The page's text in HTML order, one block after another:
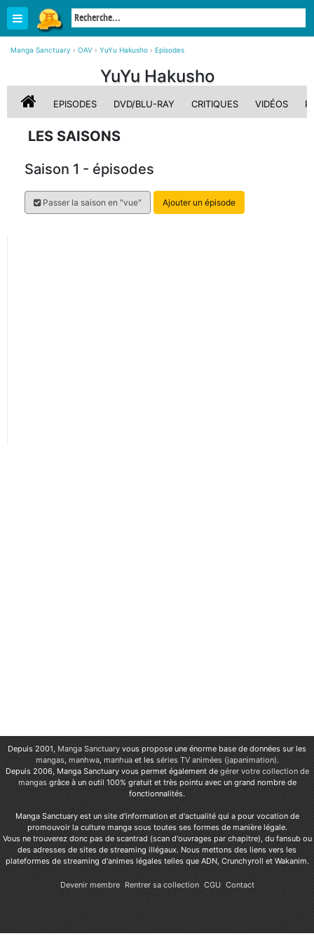
Manga Sanctuary › OAV › YuYu Hakusho › Episodes
YuYu Hakusho
EPISODES DVD/BLU-RAY CRITIQUES VIDÉOS
LES SAISONS
Saison 1 - épisodes
Passer la saison en "vue" Ajouter un épisode
Depuis 2001, Manga Sanctuary vous propose une énorme base de données sur les
mangas, manhwa, manhuaet les séries TV animées (japanimation).
Depuis 2006, Manga Sanctuary vous permet également de gérer votre collection de
mangas grâce à un outil 100% gratuit et très pointu avec un grand nombre de
fonctionnalités.
Manga Sanctuary est un site d'information et d'actualité qui a pour vocation de
promouvoir la culture manga sous toutes ses formes de manière légale.
Vous ne trouverez donc pas de scantrad (scan d'ouvrages par chapitre), du fansub ou
des adresses de sites de streaming illégaux. Nous mettons des liens vers les
plateformes de streaming d'animes légales telles que ADN, Crunchyroll et Wakanim.
Devenir membre Rentrer sa collection CGU Contact